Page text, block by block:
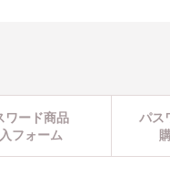
ワード商品
フォーム
パス